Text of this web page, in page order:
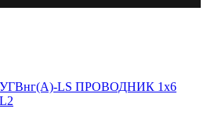
LS ПРОВОДНИК 1x6